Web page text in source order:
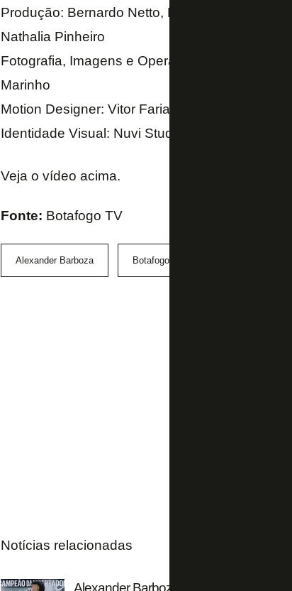
Produção: Bernardo Netto, Fabio de Paula,
Nathalia Pinheiro
Fotografia, Imagens e Operação de Câmera:
Marinho
Motion Designer: Vitor Farias
Identidade Visual: Nuvi Studio
Veja o vídeo acima.
Fonte: Botafogo TV
Alexander Barboza Botafogo
Notícias relacionadas
Alexander Barboza, do Palmeiras,